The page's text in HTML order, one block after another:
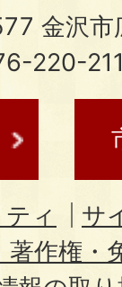
金沢市
220-
ィ
サ
著作権・